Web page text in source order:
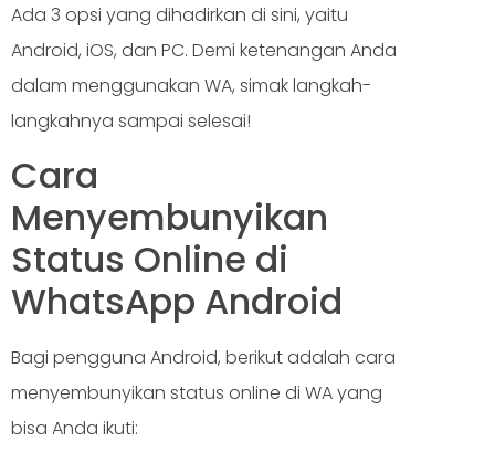
Ada 3 opsi yang dihadirkan di sini, yaitu
Android, iOS, dan PC. Demi ketenangan Anda
dalam menggunakan WA, simak langkah-
langkahnya sampai selesai!
Cara
Menyembunyikan
Status Online di
WhatsApp Android
Bagi pengguna Android, berikut adalah cara
menyembunyikan status online di WA yang
bisa Anda ikuti: